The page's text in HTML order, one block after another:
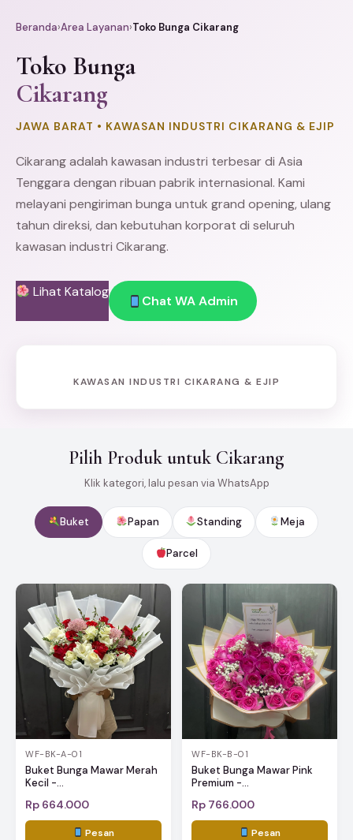
Beranda›Area Layanan›Toko Bunga Cikarang
Toko Bunga
Cikarang
JAWA BARAT • KAWASAN INDUSTRI CIKARANG & EJIP
Cikarang adalah kawasan industri terbesar di Asia
Tenggara dengan ribuan pabrik internasional. Kami
melayani pengiriman bunga untuk grand opening, ulang
tahun direksi, dan kebutuhan korporat di seluruh
kawasan industri Cikarang.
Lihat Katalog
Chat WA Admin
KAWASAN INDUSTRI CIKARANG & EJIP
Pilih Produk untuk Cikarang
Klik kategori, lalu pesan via WhatsApp
Buket Papan Standing Meja
Parcel
WF-BK-A-01
Buket Bunga Mawar Merah
Kecil -...
Rp 664.000
Pesan
WF-BK-B-01
Buket Bunga Mawar Pink
Premium -...
Rp 766.000
Pesan